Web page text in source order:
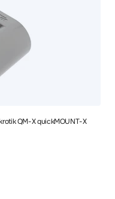
QM-X quickMOUNT-X